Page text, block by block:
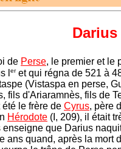
Darius
de Perse, le premier et le
l
eret qui régna de 521 à
(Vistaspa en perse,
fils d'Ariaramnès, fils de
le frère de Cyrus, père
Hérodote (I, 209), il était
que Darius
ans quand, après la mort